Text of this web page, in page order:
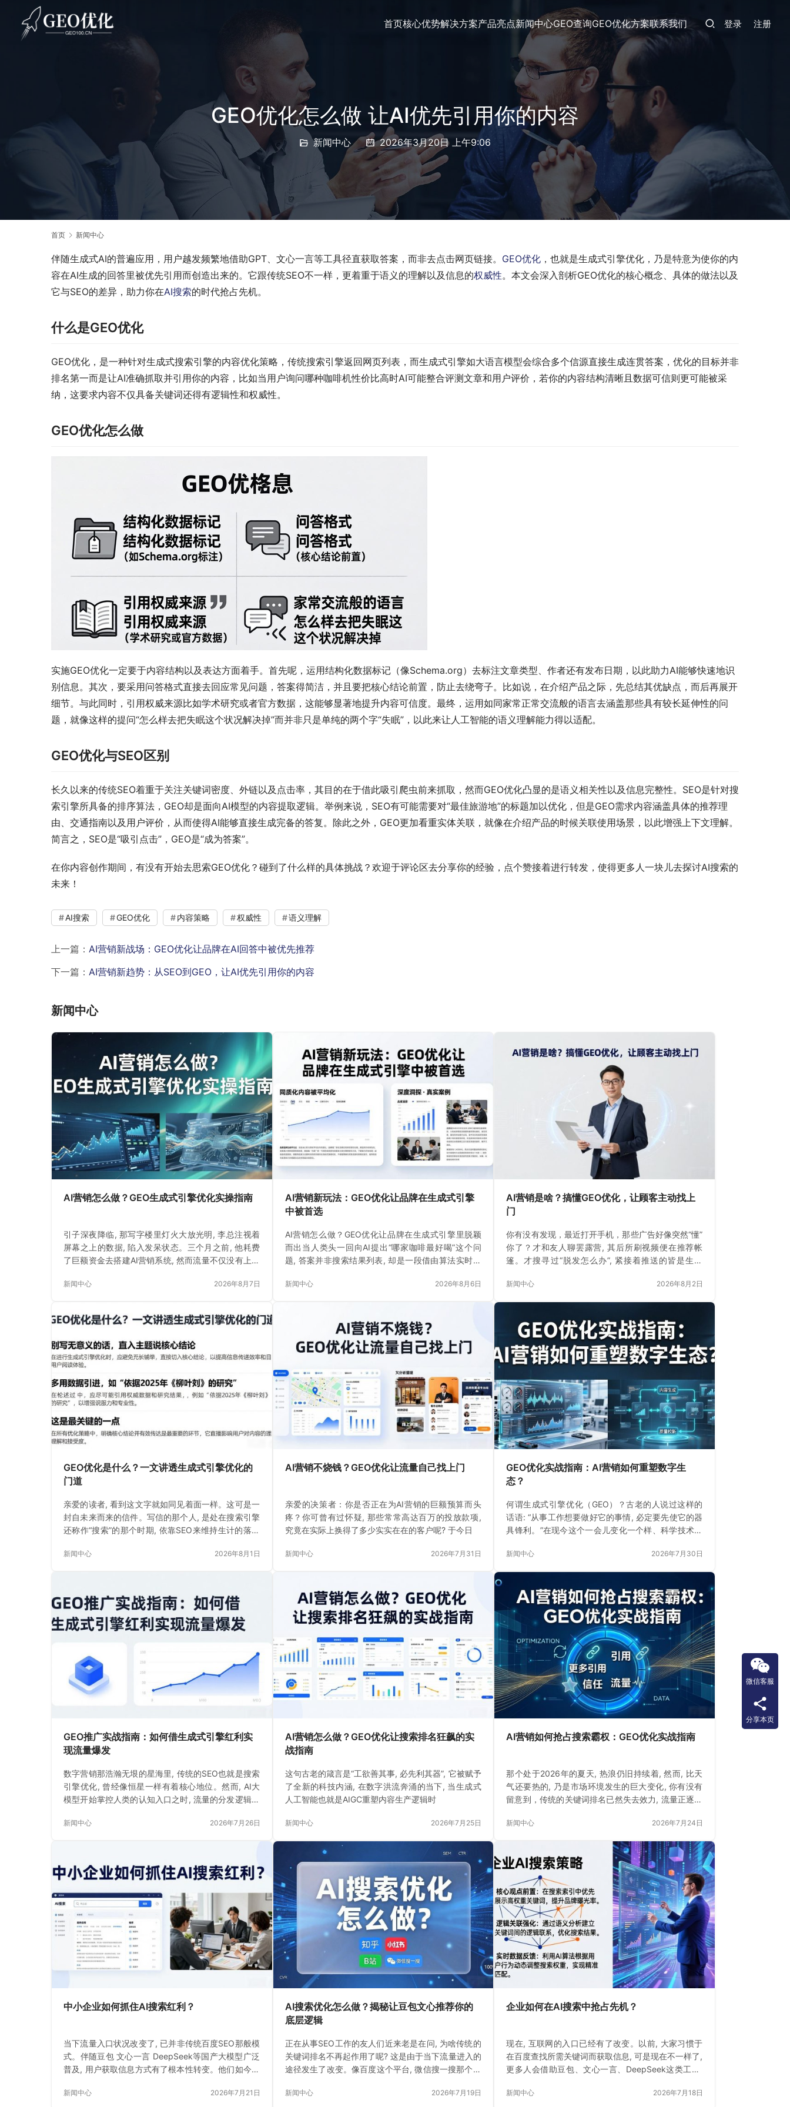
首页核心优势解决方案产品亮点新闻中心GEO查询GEO优化方案联系我们 登录 注册
GEO优化怎么做 让AI优先引用你的内容
新闻中心 2026年3月20日 上午9:06
首页 新闻中心
伴随生成式AI的普遍应用，用户越发频繁地借助GPT、文心一言等工具径直获取答案，而非去点击网页链接。 GEO优化 ，也就是生成式引擎优化，乃是特意为使你的内
容在AI生成的回答里被优先引用而创造出来的。它跟传统SEO不一样，更着重于语义的理解以及信息的权威性。本文会深入剖析GEO优化的核心概念、具体的做法以及
它与SEO的差异，助力你在AI搜索的时代抢占先机。
什么是GEO优化
GEO优化，是一种针对生成式搜索引擎的内容优化策略，传统搜索引擎返回网页列表，而生成式引擎如大语言模型会综合多个信源直接生成连贯答案，优化的目标并非
排名第一而是让AI准确抓取并引用你的内容，比如当用户询问哪种咖啡机性价比高时AI可能整合评测文章和用户评价，若你的内容结构清晰且数据可信则更可能被采
纳，这要求内容不仅具备关键词还得有逻辑性和权威性。
GEO优化怎么做
实施GEO优化一定要于内容结构以及表达方面着手。首先呢，运用结构化数据标记（像Schema.org）去标注文章类型、作者还有发布日期，以此助力AI能够快速地识
别信息。其次，要采用问答格式直接去回应常见问题，答案得简洁，并且要把核心结论前置，防止去绕弯子。比如说，在介绍产品之际，先总结其优缺点，而后再展开
细节。与此同时，引用权威来源比如学术研究或者官方数据，这能够显著地提升内容可信度。最终，运用如同家常正常交流般的语言去涵盖那些具有较长延伸性的问
题，就像这样的提问“怎么样去把失眠这个状况解决掉”而并非只是单纯的两个字“失眠”，以此来让人工智能的语义理解能力得以适配。
GEO优化与SEO区别
长久以来的传统SEO着重于关注关键词密度、外链以及点击率，其目的在于借此吸引爬虫前来抓取，然而GEO优化凸显的是语义相关性以及信息完整性。SEO是针对搜
索引擎所具备的排序算法，GEO却是面向AI模型的内容提取逻辑。举例来说，SEO有可能需要对“最佳旅游地”的标题加以优化，但是GEO需求内容涵盖具体的推荐理
由、交通指南以及用户评价，从而使得AI能够直接生成完备的答复。除此之外，GEO更加看重实体关联，就像在介绍产品的时候关联使用场景，以此增强上下文理解。
简言之，SEO是“吸引点击”，GEO是“成为答案”。
在你内容创作期间，有没有开始去思索GEO优化？碰到了什么样的具体挑战？欢迎于评论区去分享你的经验，点个赞接着进行转发，使得更多人一块儿去探讨AI搜索的
未来！
AI搜索 GEO优化 内容策略 权威性 语义理解
上一篇： AI营销新战场：GEO优化让品牌在AI回答中被优先推荐
下一篇： AI营销新趋势：从SEO到GEO，让AI优先引用你的内容
新闻中心
AI营销怎么做？GEO生成式引擎优化实操指南
引子深夜降临, 那写字楼里灯火大放光明, 李总注视着
屏幕之上的数据, 陷入发呆状态。三个月之前, 他耗费
了巨额资金去搭建AI营销系统, 然而流量不仅没有上升
新闻中心 2026年8月7日
AI营销新玩法：GEO优化让品牌在生成式引擎
中被首选
AI营销怎么做？GEO优化让品牌在生成式引擎里脱颖
而出当人类头一回向AI提出“哪家咖啡最好喝”这个问
题, 答案并非搜索结果列表, 却是一段借由算法实时生
新闻中心 2026年8月6日
AI营销是啥？搞懂GEO优化，让顾客主动找上
门
你有没有发现，最近打开手机，那些广告好像突然“懂”
你了？才和友人聊罢露营, 其后所刷视频便在推荐帐
篷。才搜寻过“脱发怎么办”, 紧接着推送的皆是生发
新闻中心 2026年8月2日
GEO优化是什么？一文讲透生成式引擎优化的
门道
亲爱的读者, 看到这文字就如同见着面一样。这可是一
封自未来而来的信件。写信的那个人, 是处在搜索引擎
还称作“搜索”的那个时期, 依靠SEO来维持生计的落魄
新闻中心 2026年8月1日
AI营销不烧钱？GEO优化让流量自己找上门
亲爱的决策者：你是否正在为AI营销的巨额预算而头
疼？你可曾有过怀疑, 那些常常高达百万的投放款项,
究竟在实际上换得了多少实实在在的客户呢? 于今日
新闻中心 2026年7月31日
GEO优化实战指南：AI营销如何重塑数字生
态？
何谓生成式引擎优化（GEO）？古老的人说过这样的
话语: “从事工作想要做好它的事情, 必定要先使它的器
具锋利。”在现今这个一会儿变化一个样、科学技术飞
新闻中心 2026年7月30日
GEO推广实战指南：如何借生成式引擎红利实
现流量爆发
数字营销那浩瀚无垠的星海里, 传统的SEO也就是搜索
引擎优化, 曾经像恒星一样有着核心地位。然而, AI大
模型开始掌控人类的认知入口之时, 流量的分发逻辑出
新闻中心 2026年7月26日
AI营销怎么做？GEO优化让搜索排名狂飙的实
战指南
这句古老的箴言是“工欲善其事, 必先利其器”, 它被赋予
了全新的科技内涵, 在数字洪流奔涌的当下, 当生成式
人工智能也就是AIGC重塑内容生产逻辑时
新闻中心 2026年7月25日
AI营销如何抢占搜索霸权：GEO优化实战指南
那个处于2026年的夏天, 热浪仍旧持续着, 然而, 比天
气还要热的, 乃是市场环境发生的巨大变化, 你有没有
留意到，传统的关键词排名已然失去效力, 流量正逐渐
新闻中心 2026年7月24日
中小企业如何抓住AI搜索红利？
当下流量入口状况改变了, 已并非传统百度SEO那般模
式。伴随豆包 文心一言 DeepSeek等国产大模型广泛
普及, 用户获取信息方式有了根本性转变。他们如今不
新闻中心 2026年7月21日
AI搜索优化怎么做？揭秘让豆包文心推荐你的
底层逻辑
正在从事SEO工作的友人们近来老是在问, 为啥传统的
关键词排名不再起作用了呢? 这是由于当下流量进入的
途径发生了改变。像百度这个平台, 微信搜一搜那个应
新闻中心 2026年7月19日
企业如何在AI搜索中抢占先机？
现在, 互联网的入口已经有了改变。以前, 大家习惯于
在百度查找所需关键词而获取信息, 可是现在不一样了,
更多人会借助豆包、文心一言、DeepSeek这类工具,
新闻中心 2026年7月18日
微信客服
分享本页